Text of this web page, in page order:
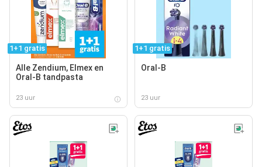
1+1 gratis
Alle Zendium, Elmex en
Oral-B tandpasta
23 uur
1+1 gratis
Oral-B
23 uur